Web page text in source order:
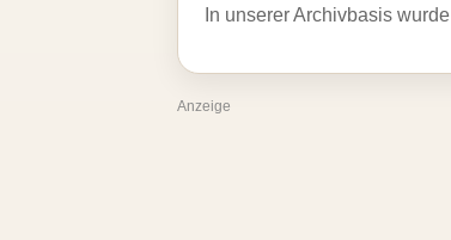
In unserer Archivbasis wurde
Anzeige